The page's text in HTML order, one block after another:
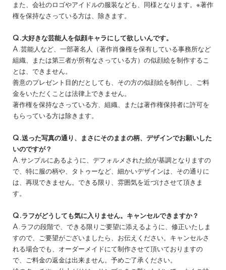
また、会社のロゴやアイドルの服装なども、同様となります。※著作
権を保持なさっている方は、除きます。
Q.大好きな芸能人を似顔キャラにして欲しいんです。
A.芸能人など、一部著名人（著作肖像権を保有している事務所など
組織、または第三者が所有なさっている方）の似顔絵を制作するこ
とは、できません。
善意のプレゼント目的だとしても、その方の似顔絵を制作し、ご料
金をいただくことは法律上できません。
著作権を保持なさっている方、組織、または著作権保持者に許可を
もらっている方は除きます。
Q.送った写真の通り、まさにそのままの柄、デザインでお願いした
いのですが？
A.サンプルにあるように、デフォルメされた絵が基調となりますの
で、特に服の柄や、タトゥーなど、細かいデザインは、その通りに
は、再現できません。できる限り、雰囲気を近づけさせて頂きま
す。
Q.ラフがどうしても気に入りません。キャンセルできますか？
A.ラフの段階で、できる限りご要望に添えるように、修正いたしま
すので、ご要望がございましたら、お伝えください。キャンセルさ
れる場合でも、オーダーメイドにて制作させて頂いておりますの
で、ご料金の返金は出来ません。予めご了承ください。